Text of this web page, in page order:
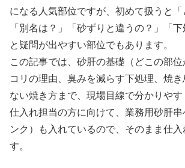
になる人気部位ですが、初めて扱うと「
「別名は？」「砂ずりと違うの？」「下
と疑問が出やすい部位でもあります。
この記事では、砂肝の基礎（どこの部位
コリの理由、臭みを減らす下処理、焼
ない焼き方まで、現場目線で分かりやす
仕入れ担当の方に向けて、業務用砂肝串
ンク）も入れているので、そのまま仕入
す。